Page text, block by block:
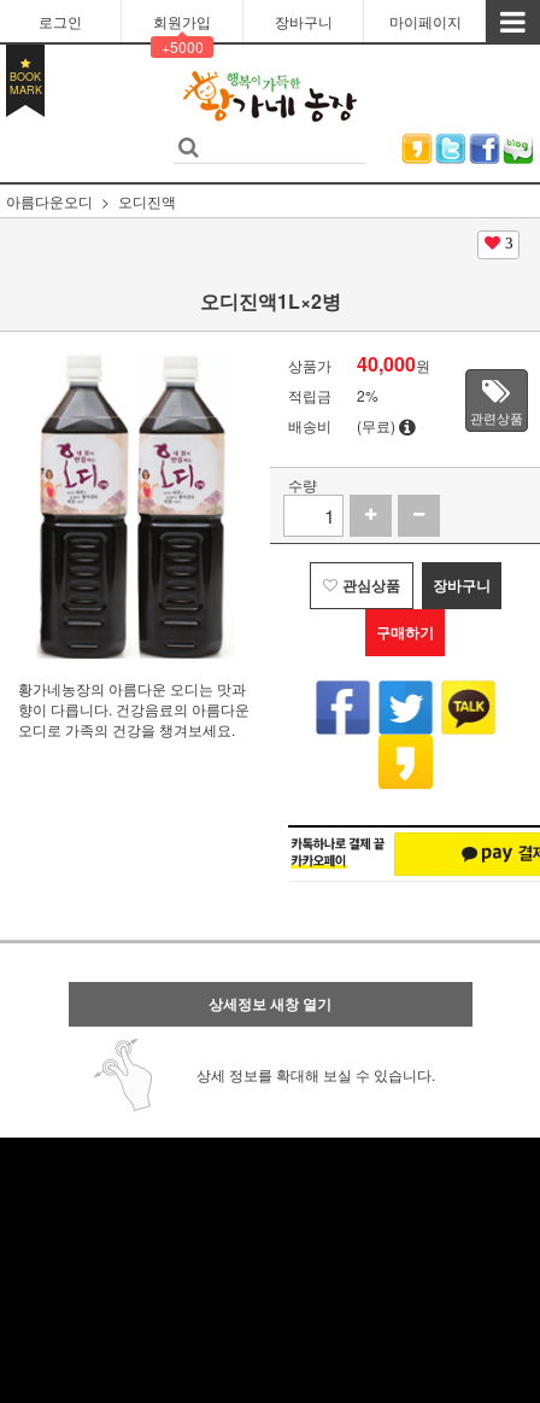
로그인
회원가입
+5000
장바구니 마이페이지
BOOK
MARK
아름다운오디 오디진액
3
오디진액1L×2병
황가네농장의 아름다운 오디는 맛과
향이 다릅니다. 건강음료의 아름다운
오디로 가족의 건강을 챙겨보세요.
상품가 40,000원
적립금
2%
배송비
(무료) 관련상품
수량
관심상품 장바구니
구매하기
상세정보 새창 열기
상세 정보를 확대해 보실 수 있습니다.